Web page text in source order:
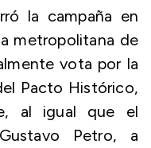
la campaña en
metropolitana de
vota por la
Pacto Histórico,
al igual que el
Petro, a